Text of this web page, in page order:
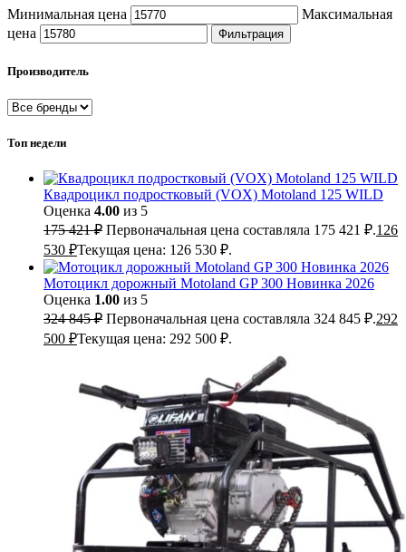
Минимальная цена
Максимальная
цена
Фильтрация
Производитель
Топ недели
Квадроцикл подростковый (VOX) Motoland 125 WILD
Оценка 4.00 из 5
175 421₽ Первоначальная цена составляла 175 421 ₽.126
530 ₽Текущая цена: 126 530 ₽.
Мотоцикл дорожный Motoland GP 300 Новинка 2026
Оценка 1.00 из 5
324 845₽ Первоначальная цена составляла 324 845 ₽.292
500 ₽Текущая цена: 292 500 ₽.